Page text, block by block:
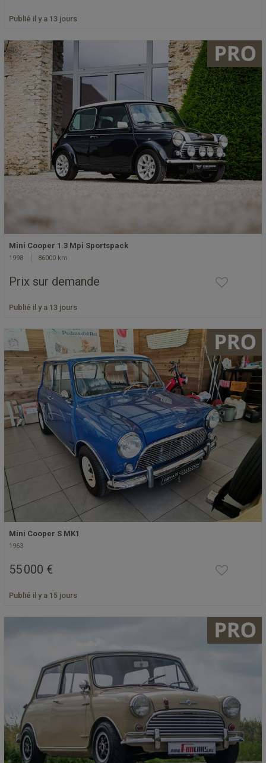
Publié il y a 13 jours
Mini Cooper 1.3 Mpi Sportspack
1998 86000 km
Prix sur demande
Publié il y a 13 jours
Mini Cooper S MK1
1963
55 000 €
Publié il y a 15 jours